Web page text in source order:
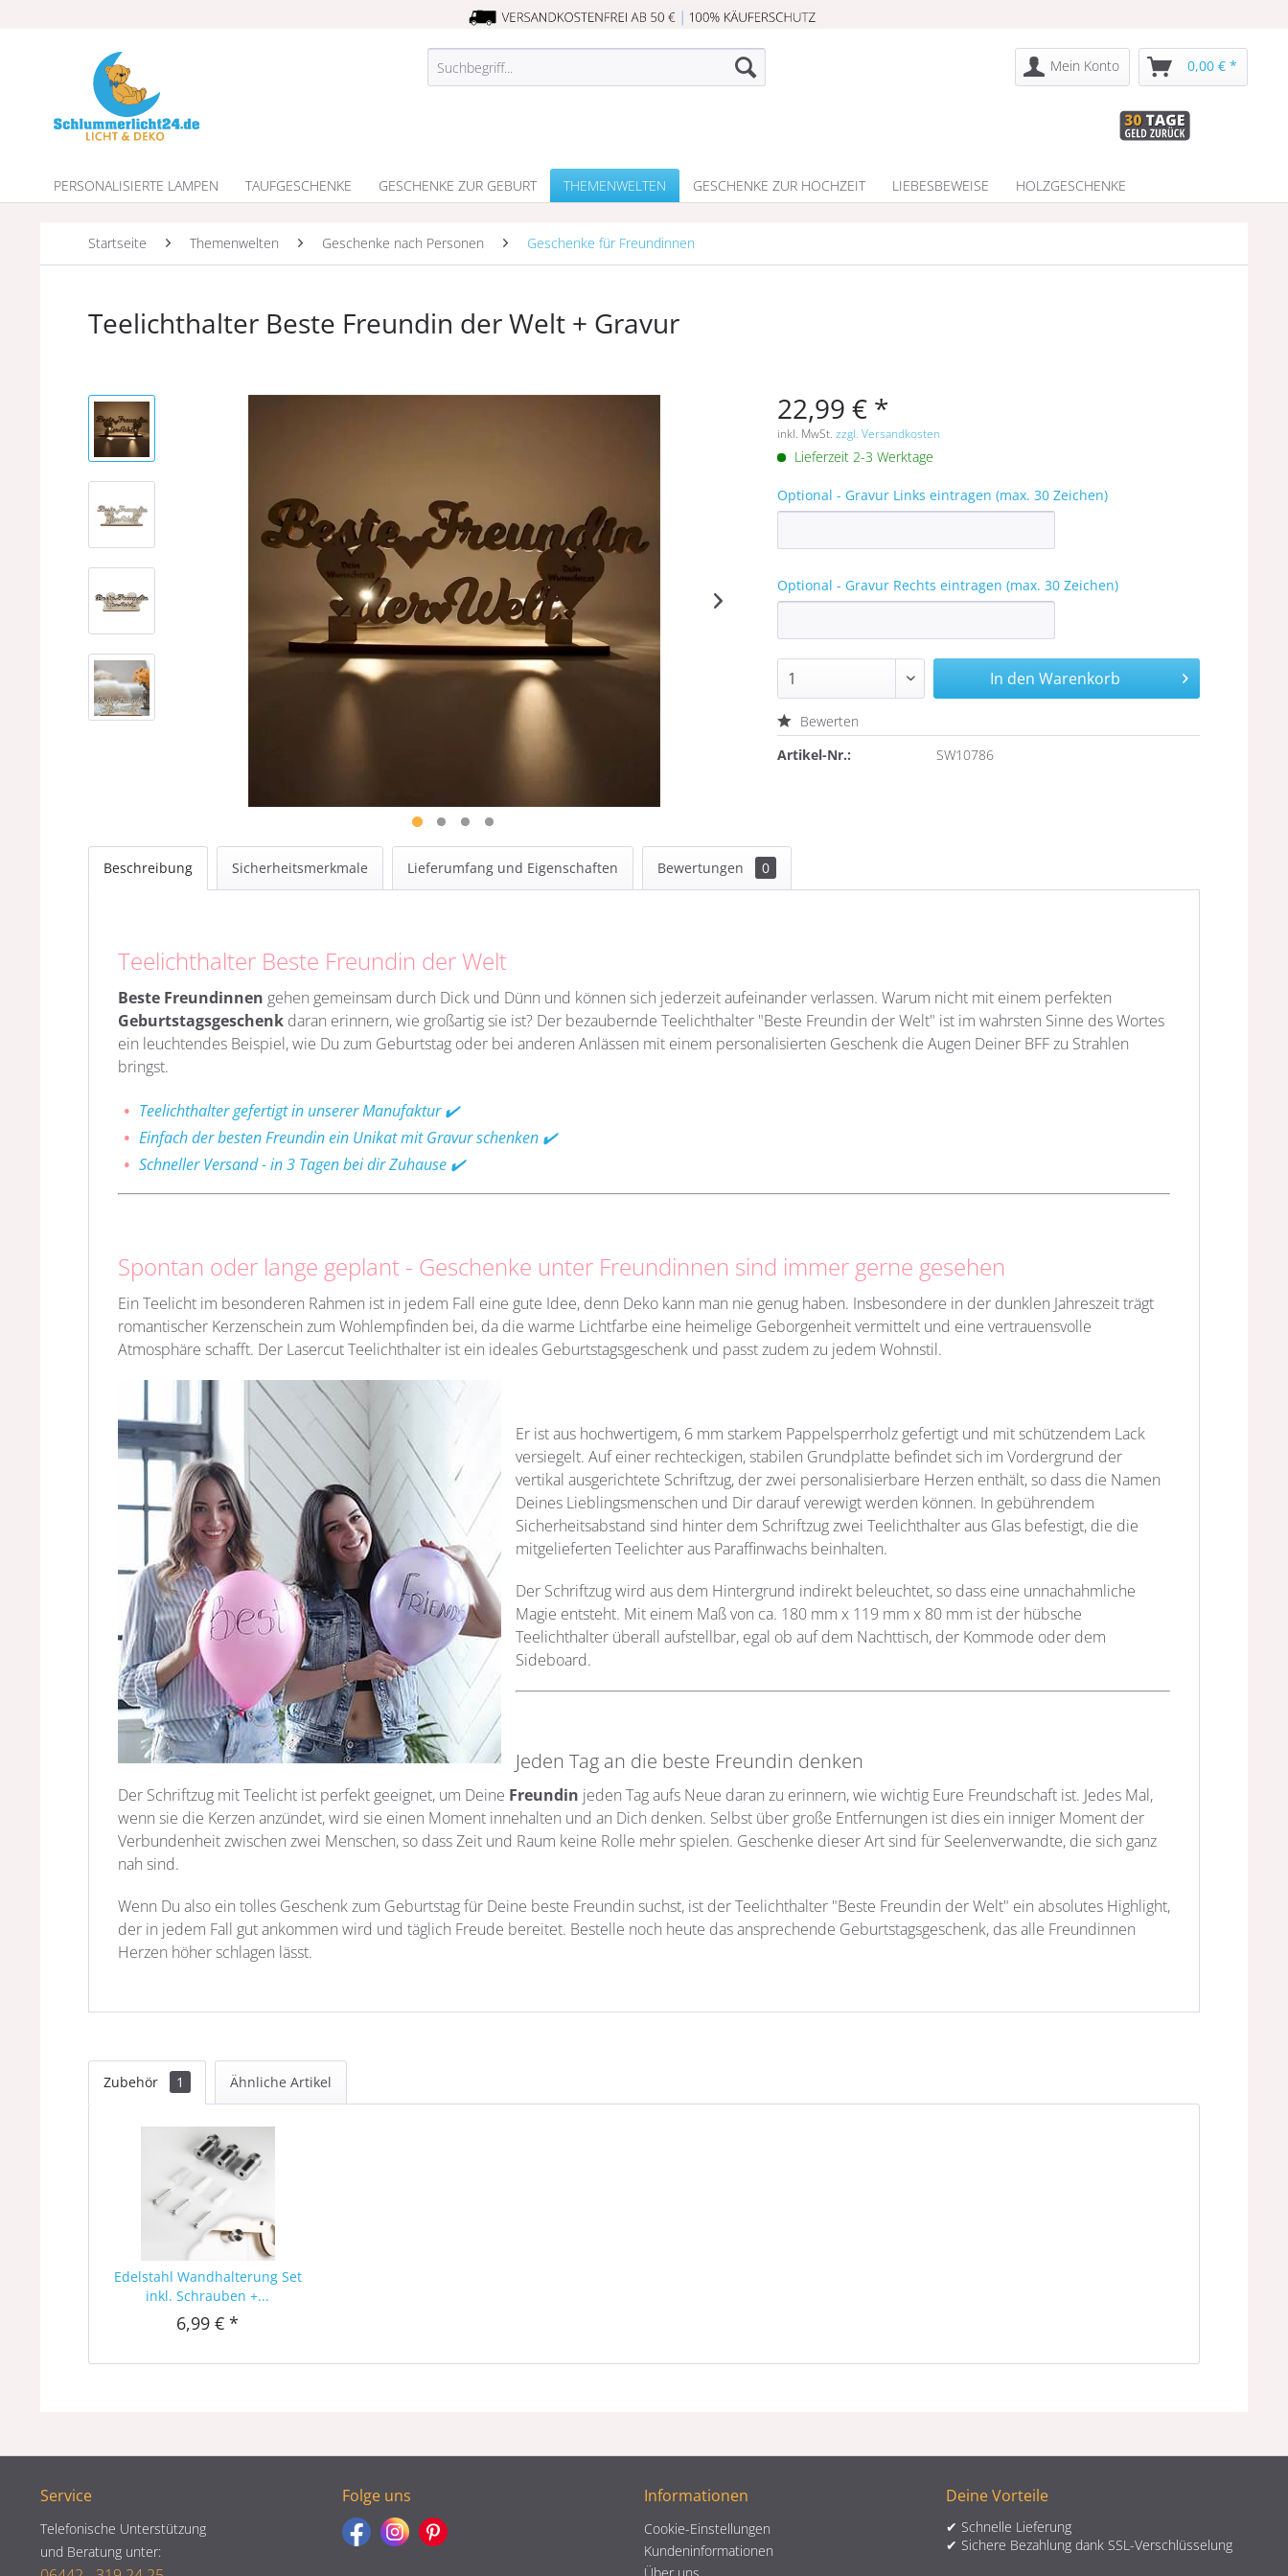
Mein Konto 0,00 € *
PERSONALISIERTE LAMPEN TAUFGESCHENKE GESCHENKE ZUR GEBURT THEMENWELTEN GESCHENKE ZUR HOCHZEIT LIEBESBEWEISE HOLZGESCHENKE
Startseite Themenwelten Geschenke nach Personen Geschenke für Freundinnen
Teelichthalter Beste Freundin der Welt + Gravur
22,99 € *
inkl. MwSt.zzgl. Versandkosten
Lieferzeit 2-3 Werktage
Optional - Gravur Links eintragen (max. 30 Zeichen)
Optional - Gravur Rechts eintragen (max. 30 Zeichen)
In den Warenkorb
Bewerten
Artikel-Nr.:
SW10786
Beschreibung Sicherheitsmerkmale Lieferumfang und Eigenschaften Bewertungen 0
Teelichthalter Beste Freundin der Welt
Beste Freundinnen gehen gemeinsam durch Dick und Dünn und können sich jederzeit aufeinander verlassen. Warum nicht mit einem perfekten
Geburtstagsgeschenk daran erinnern, wie großartig sie ist? Der bezaubernde Teelichthalter "Beste Freundin der Welt" ist im wahrsten Sinne des Wortes
ein leuchtendes Beispiel, wie Du zum Geburtstag oder bei anderen Anlässen mit einem personalisierten Geschenk die Augen Deiner BFF zu Strahlen
bringst.
Teelichthalter gefertigt in unserer Manufaktur ✔️
Einfach der besten Freundin ein Unikat mit Gravur schenken ✔️
Schneller Versand - in 3 Tagen bei dir Zuhause ✔️
Spontan oder lange geplant - Geschenke unter Freundinnen sind immer gerne gesehen
Ein Teelicht im besonderen Rahmen ist in jedem Fall eine gute Idee, denn Deko kann man nie genug haben. Insbesondere in der dunklen Jahreszeit trägt
romantischer Kerzenschein zum Wohlempfinden bei, da die warme Lichtfarbe eine heimelige Geborgenheit vermittelt und eine vertrauensvolle
Atmosphäre schafft. Der Lasercut Teelichthalter ist ein ideales Geburtstagsgeschenk und passt zudem zu jedem Wohnstil.
Er ist aus hochwertigem, 6 mm starkem Pappelsperrholz gefertigt und mit schützendem Lack
versiegelt. Auf einer rechteckigen, stabilen Grundplatte befindet sich im Vordergrund der
vertikal ausgerichtete Schriftzug, der zwei personalisierbare Herzen enthält, so dass die Namen
Deines Lieblingsmenschen und Dir darauf verewigt werden können. In gebührendem
Sicherheitsabstand sind hinter dem Schriftzug zwei Teelichthalter aus Glas befestigt, die die
mitgelieferten Teelichter aus Paraffinwachs beinhalten.
Der Schriftzug wird aus dem Hintergrund indirekt beleuchtet, so dass eine unnachahmliche
Magie entsteht. Mit einem Maß von ca. 180 mm x 119 mm x 80 mm ist der hübsche
Teelichthalter überall aufstellbar, egal ob auf dem Nachttisch, der Kommode oder dem
Sideboard.
Jeden Tag an die beste Freundin denken
Der Schriftzug mit Teelicht ist perfekt geeignet, um Deine Freundin jeden Tag aufs Neue daran zu erinnern, wie wichtig Eure Freundschaft ist. Jedes Mal,
wenn sie die Kerzen anzündet, wird sie einen Moment innehalten und an Dich denken. Selbst über große Entfernungen ist dies ein inniger Moment der
Verbundenheit zwischen zwei Menschen, so dass Zeit und Raum keine Rolle mehr spielen. Geschenke dieser Art sind für Seelenverwandte, die sich ganz
nah sind.
Wenn Du also ein tolles Geschenk zum Geburtstag für Deine beste Freundin suchst, ist der Teelichthalter "Beste Freundin der Welt" ein absolutes Highlight,
der in jedem Fall gut ankommen wird und täglich Freude bereitet. Bestelle noch heute das ansprechende Geburtstagsgeschenk, das alle Freundinnen
Herzen höher schlagen lässt.
Zubehör 1 Ähnliche Artikel
Edelstahl Wandhalterung Set
inkl. Schrauben +...
6,99 € *
Service
Telefonische Unterstützung
und Beratung unter:
Folge uns Informationen
Cookie-Einstellungen
Kundeninformationen
Deine Vorteile
✔ Schnelle Lieferung
✔ Sichere Bezahlung dank SSL-Verschlüsselung